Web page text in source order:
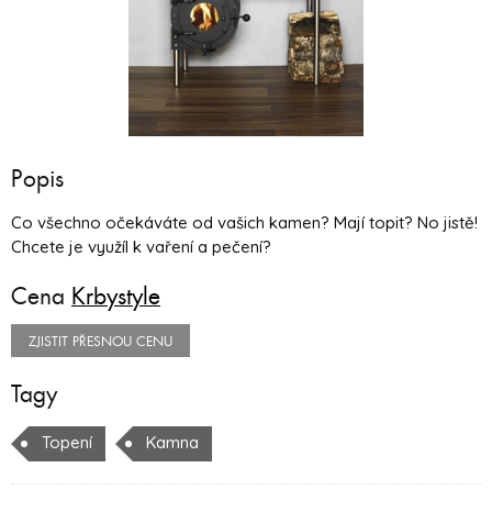
Popis
Co všechno očekáváte od vašich kamen? Mají topit? No jistě!
Chcete je využíl k vaření a pečení?
Cena Krbystyle
ZJISTIT PŘESNOU CENU
Tagy
Topení Kamna